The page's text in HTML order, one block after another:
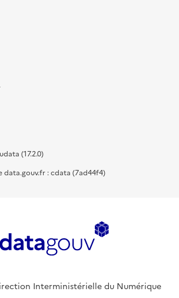
(17.2.0)
data.gouv.fr : cdata (7ad44f4)
Interministérielle du Numérique